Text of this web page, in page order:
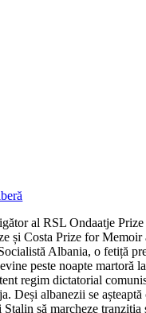
al RSL Ondaatje
și Costa Prize for Memoir
Albania, o fetiță
peste noapte martoră
regim dictatorial
Deși albanezii se așteaptă
să marcheze tranziția